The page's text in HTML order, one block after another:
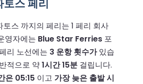
스 페리
스 까지의 페리는 1 페리 회사
영자에는 Blue Star Ferries 포
리 노선에는 3 운항 횟수가있습
적으로 약1시간 15분 걸립니다.
은 05:15 이고 가장 늦은 출발 시